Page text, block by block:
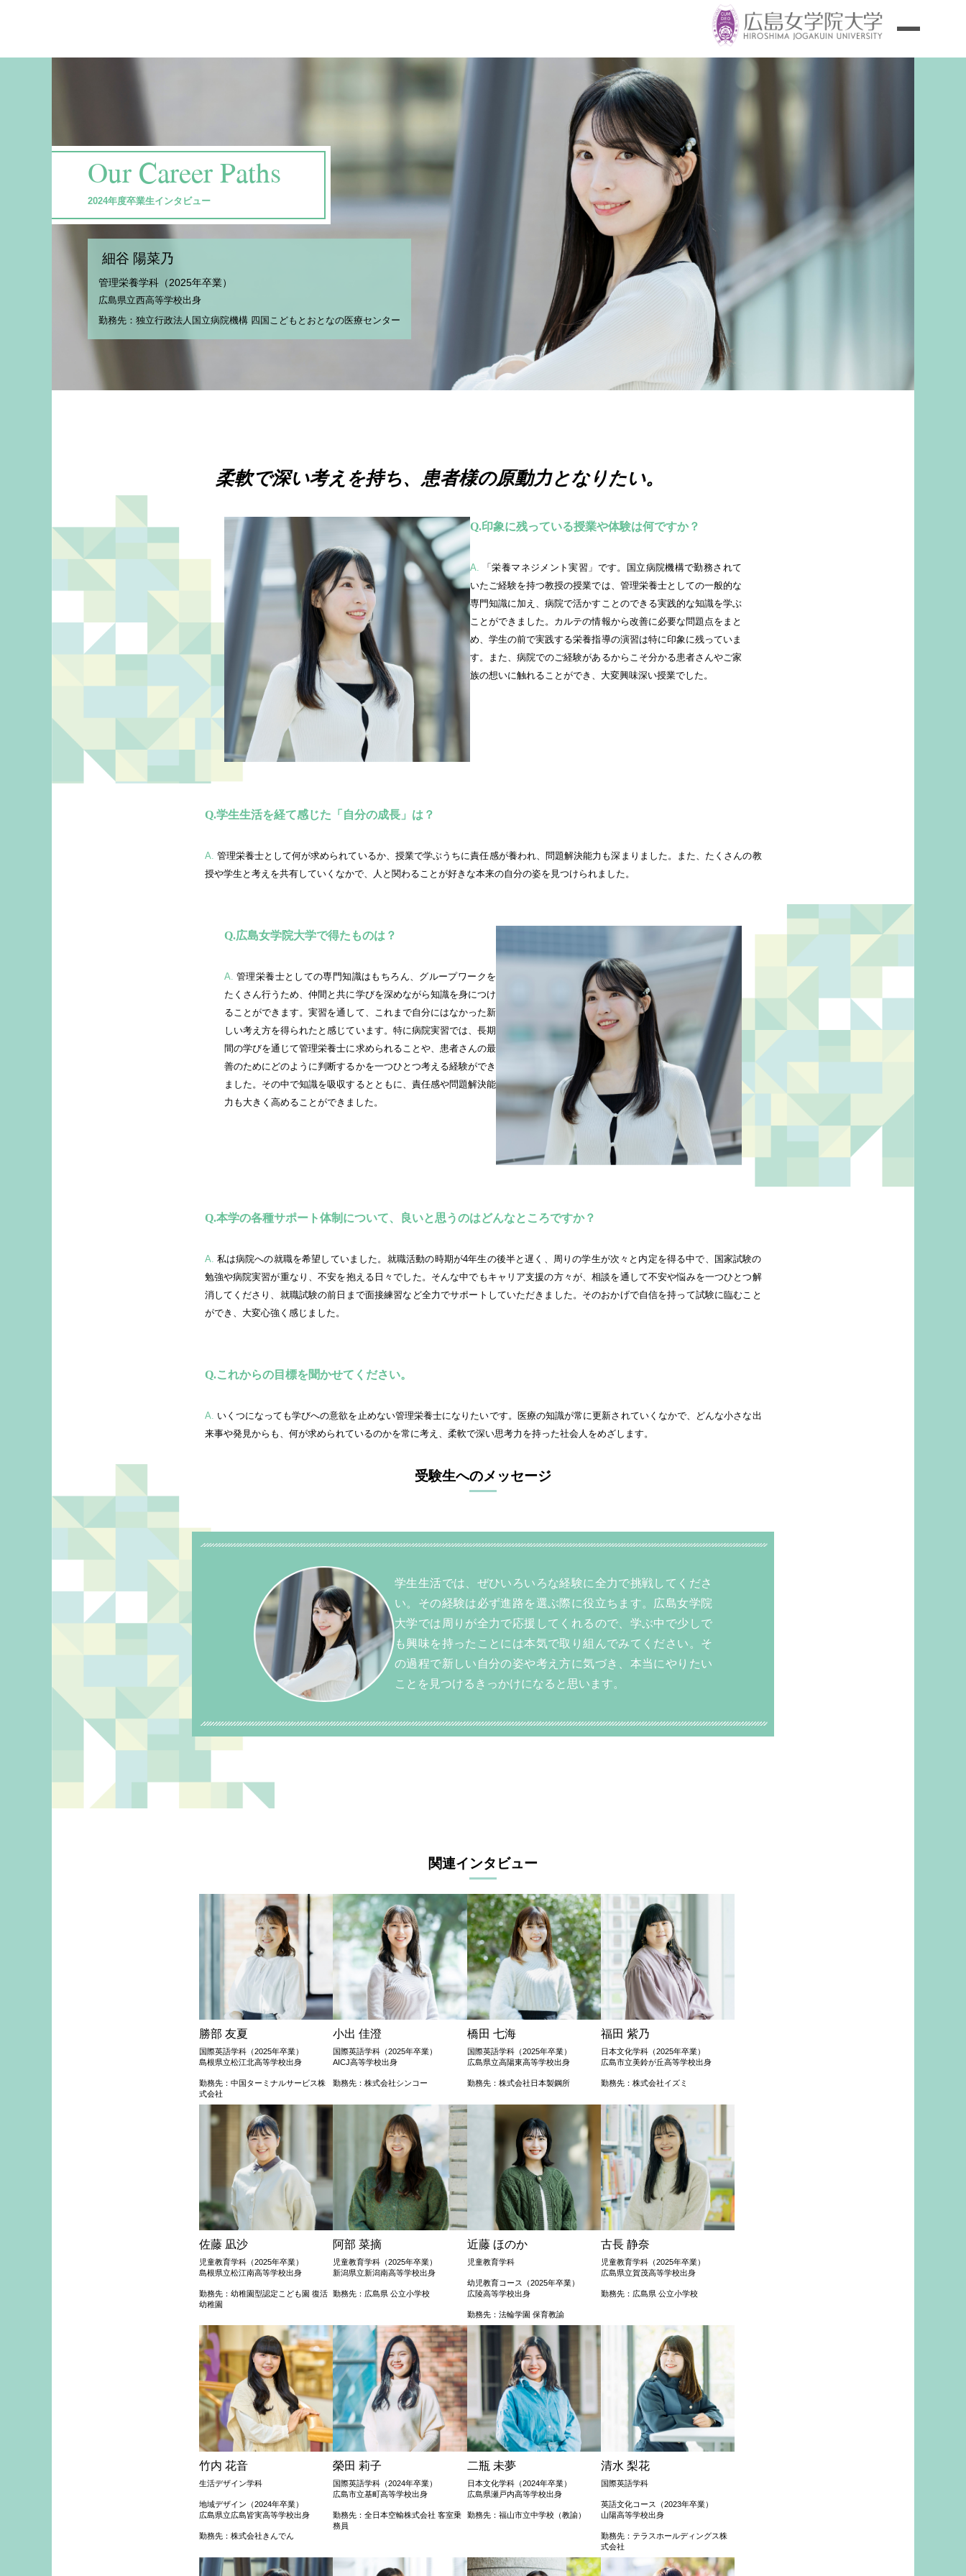
Our Career Paths
2024年度卒業生インタビュー
細谷 陽菜乃
管理栄養学科（2025年卒業）
広島県立西高等学校出身
勤務先：独立行政法人国立病院機構 四国こどもとおとなの医療センター
柔軟で深い考えを持ち、 患者様の原動力となりたい。
印象に残っている授業や体験は何ですか？
A.
いたご経験を持つ教授の授業では、管理栄養士としての一般的な
専門知識に加え、病院で活かすことのできる実践的な知識を学ぶ
ことができました。カルテの情報から改善に必要な問題点をまと
め、学生の前で実践する栄養指導の演習は特に印象に残っていま
す。また、病院でのご経験があるからこそ分かる患者さんやご家
族の想いに触れることができ、大変興味深い授業でした。
学生生活を経て感じた「自分の成長」は？
A.
授や学生と考えを共有していくなかで、人と関わることが好きな本来の自分の姿を見つけられました。
広島女学院大学で得たものは？
A.
たくさん行うため、仲間と共に学びを深めながら知識を身につけ
ることができます。実習を通して、これまで自分にはなかった新
しい考え方を得られたと感じています。特に病院実習では、長期
間の学びを通じて管理栄養士に求められることや、患者さんの最
善のためにどのように判断するかを一つひとつ考える経験ができ
ました。その中で知識を吸収するとともに、責任感や問題解決能
力も大きく高めることができました。
本学の各種サポート体制について、良いと思うのはどんなところですか？
A.
勉強や病院実習が重なり、不安を抱える日々でした。そんな中でもキャリア支援の方々が、相談を通して不安や悩みを一つひとつ解
消してくださり、就職試験の前日まで面接練習など全力でサポートしていただきました。そのおかげで自信を持って試験に臨むこと
ができ、大変心強く感じました。
これからの目標を聞かせてください。
A.
来事や発見からも、何が求められているのかを常に考え、柔軟で深い思考力を持った社会人をめざします。
受験生へのメッセージ
学生生活では、ぜひいろいろな経験に全力で挑戦してくださ
い。その経験は必ず進路を選ぶ際に役立ちます。広島女学院
大学では周りが全力で応援してくれるので、学ぶ中で少しで
も興味を持ったことには本気で取り組んでみてください。そ
の過程で新しい自分の姿や考え方に気づき、本当にやりたい
ことを見つけるきっかけになると思います。
関連インタビュー
勝部 友夏
国際英語学科（2025年卒業）
島根県立松江北高等学校出身
勤務先：中国ターミナルサービス株
式会社
小出 佳澄
国際英語学科（2025年卒業）
AICJ高等学校出身
勤務先：株式会社シンコー
橋田 七海
国際英語学科（2025年卒業）
広島県立高陽東高等学校出身
勤務先：株式会社日本製鋼所
福田 紫乃
日本文化学科（2025年卒業）
広島市立美鈴が丘高等学校出身
勤務先：株式会社イズミ
佐藤 凪沙
児童教育学科（2025年卒業）
島根県立松江南高等学校出身
勤務先：幼稚園型認定こども園 復活
幼稚園
阿部 菜摘
児童教育学科（2025年卒業）
新潟県立新潟南高等学校出身
勤務先：広島県 公立小学校
近藤 ほのか
児童教育学科
幼児教育コース（2025年卒業）
広陵高等学校出身
勤務先：法輪学園 保育教諭
古長 静奈
児童教育学科（2025年卒業）
広島県立賀茂高等学校出身
勤務先：広島県 公立小学校
竹内 花音
生活デザイン学科
地域デザイン（2024年卒業）
広島県立広島皆実高等学校出身
勤務先：株式会社きんでん
榮田 莉子
国際英語学科（2024年卒業）
広島市立基町高等学校出身
勤務先：全日本空輸株式会社 客室乗
務員
二瓶 未夢
日本文化学科（2024年卒業）
広島県瀬戸内高等学校出身
勤務先：福山市立中学校（教諭）
清水 梨花
国際英語学科
英語文化コース（2023年卒業）
山陽高等学校出身
勤務先：テラスホールディングス株
式会社